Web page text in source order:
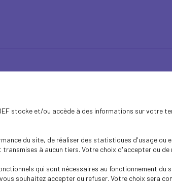
stocke et/ou accède à des informations sur votre
du site, de réaliser des statistiques d'usage ou
à aucun tiers. Votre choix d'accepter ou
qui sont nécessaires au fonctionnement
souhaitez accepter ou refuser. Votre choix sera